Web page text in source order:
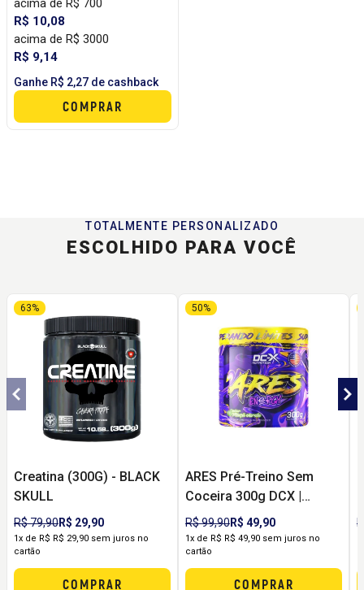
acima de R$ 700
R$ 10,08
acima de R$ 3000
R$ 9,14
Ganhe R$ 2,27 de cashback
COMPRAR
TOTALMENTE PERSONALIZADO
ESCOLHIDO PARA VOCÊ
Creatina (300G) - BLACK
SKULL
R$ 79,90R$ 29,90
63%
1x de R$ R$ 29,90 sem juros no
cartão
COMPRAR
ARES Pré-Treino Sem
Coceira 300g DCX |
Energia, Foco e Pump
sem Formigamento
R$ 99,90R$ 49,90
50%
1x de R$ R$ 49,90 sem juros no
cartão
COMPRAR